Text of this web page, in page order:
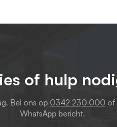
of hulp
Bel ons op 0342 230 000 of
WhatsApp bericht.